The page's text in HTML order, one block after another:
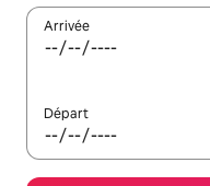
Arrivée
Départ